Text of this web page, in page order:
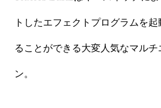
トしたエフェクトプログラムを
ることができる大変人気なマル
ン。